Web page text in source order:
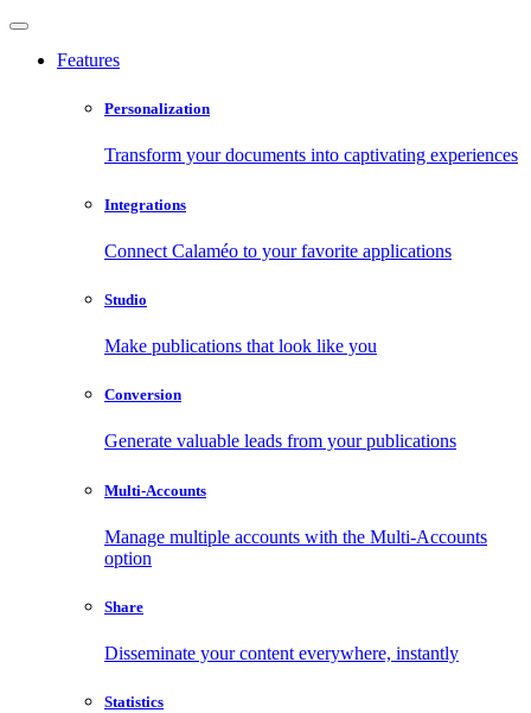
Features
Personalization
Transform your documents into captivating experiences
Integrations
Connect Calaméo to your favorite applications
Studio
Make publications that look like you
Conversion
Generate valuable leads from your publications
Multi-Accounts
Manage multiple accounts with the Multi-Accounts
option
Share
Disseminate your content everywhere, instantly
Statistics